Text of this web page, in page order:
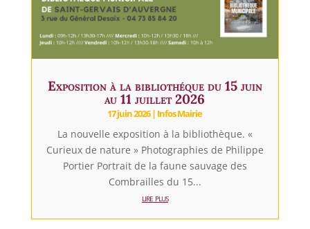
Exposition à la bibliothéque du 15 juin
au 11 juillet 2026
17 juin 2026| Infos Mairie
La nouvelle exposition à la bibliothèque. «
Curieux de nature » Photographies de Philippe
Portier Portrait de la faune sauvage des
Combrailles du 15...
lire plus